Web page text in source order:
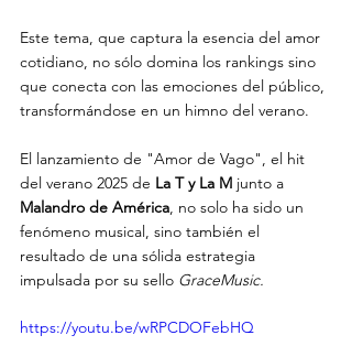
Este tema, que captura la esencia del amor
cotidiano, no sólo domina los rankings sino
que conecta con las emociones del público,
transformándose en un himno del verano.
El lanzamiento de "Amor de Vago", el hit
del verano 2025 de La T y La M junto a
Malandro de América, no solo ha sido un
fenómeno musical, sino también el
resultado de una sólida estrategia
impulsada por su sello GraceMusic.
https://youtu.be/wRPCDOFebHQ